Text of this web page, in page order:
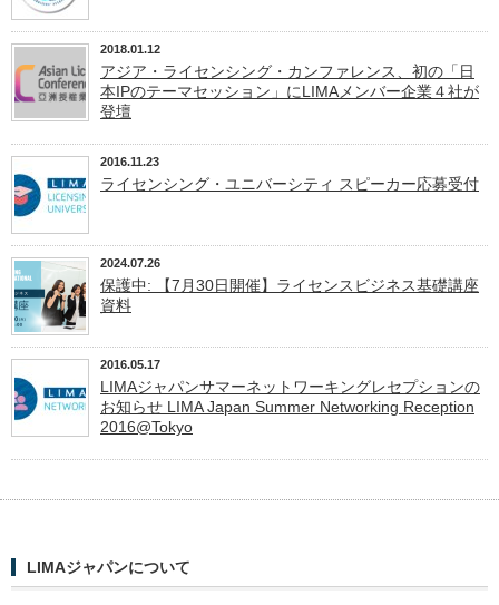
2018.01.12
アジア・ライセンシング・カンファレンス、初の「日
本IPのテーマセッション」にLIMAメンバー企業４社が
登壇
2016.11.23
ライセンシング・ユニバーシティ スピーカー応募受付
2024.07.26
保護中: 【7月30日開催】ライセンスビジネス基礎講座
資料
2016.05.17
LIMAジャパンサマーネットワーキングレセプションの
お知らせ LIMA Japan Summer Networking Reception
2016@Tokyo
LIMAジャパンについて